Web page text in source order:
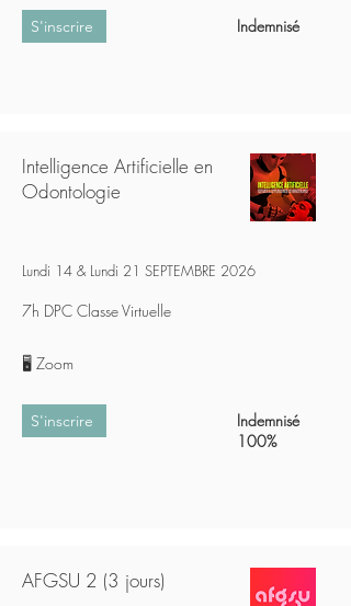
S'inscrire Indemnisé
Intelligence Artificielle en
Odontologie
Lundi 14 & Lundi 21 SEPTEMBRE 2026
7h DPC Classe Virtuelle
🖥️ Zoom
S'inscrire
Indemnisé
100%
AFGSU 2 (3 jours)